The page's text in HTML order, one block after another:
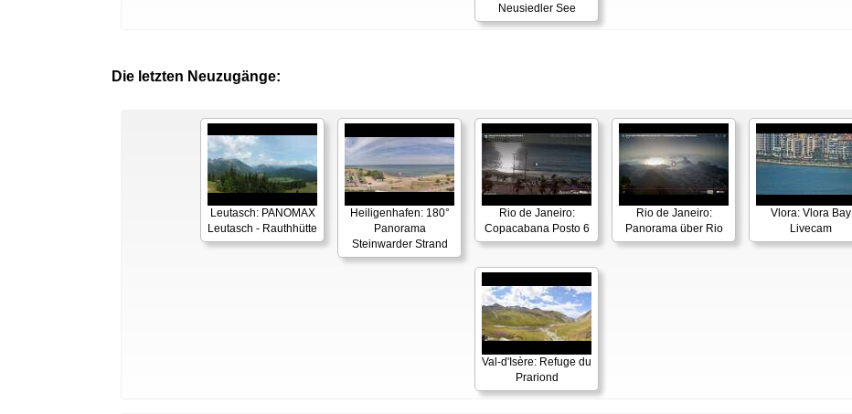
Neusiedler See
Die letzten Neuzugänge:
Leutasch: PANOMAX
Leutasch - Rauthhütte
Heiligenhafen: 180°
Panorama
Steinwarder Strand
Rio de Janeiro:
Copacabana Posto 6
Rio de Janeiro:
Panorama über Rio
Vlora: Vlora Bay
Livecam
Val-d'Isère: Refuge du
Prariond